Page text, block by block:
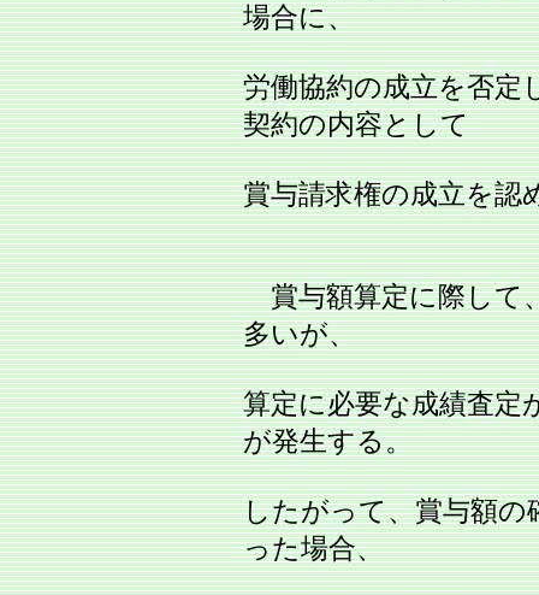
場合に、
労働協約の成立を否定
契約の内容として
賞与請求権の成立を認
賞与額算定に際して
多いが、
算定に必要な成績査定
が発生する。
したがって、賞与額の
った場合、